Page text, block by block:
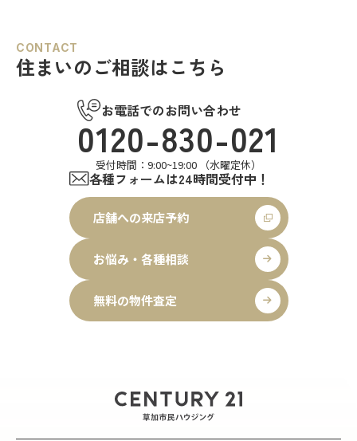
CONTACT
住まいのご相談はこちら
お電話でのお問い合わせ
0120-830-021
受付時間：9:00~19:00 （水曜定休）
各種フォームは24時間受付中！
店舗への来店予約
お悩み・各種相談
無料の物件査定